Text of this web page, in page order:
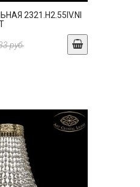
2321.H2.55IV.NI
руб.